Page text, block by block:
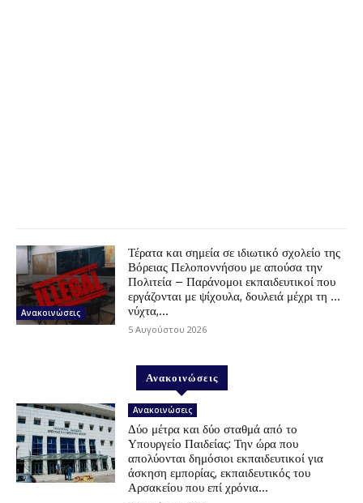
Ανακοινώσεις
Τέρατα και σημεία σε ιδιωτικό σχολείο της
Βόρειας Πελοποννήσου με απούσα την
Πολιτεία – Παράνομοι εκπαιδευτικοί που
εργάζονται με ψίχουλα, δουλειά μέχρι τη …
νύχτα,...
5 Αυγούστου 2026
Ανακοινώσεις
Ανακοινώσεις
Δύο μέτρα και δύο σταθμά από το
Υπουργείο Παιδείας: Την ώρα που
απολύονται δημόσιοι εκπαιδευτικοί για
άσκηση εμπορίας, εκπαιδευτικός του
Αρσακείου που επί χρόνια...